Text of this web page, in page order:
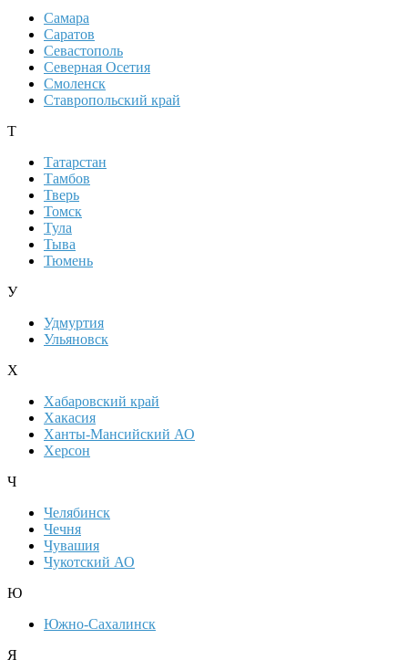
Самара
Саратов
Севастополь
Северная Осетия
Смоленск
Ставропольский край
Т
Татарстан
Тамбов
Тверь
Томск
Тула
Тыва
Тюмень
У
Удмуртия
Ульяновск
Х
Хабаровский край
Хакасия
Ханты-Мансийский АО
Херсон
Ч
Челябинск
Чечня
Чувашия
Чукотский АО
Ю
Южно-Сахалинск
Я